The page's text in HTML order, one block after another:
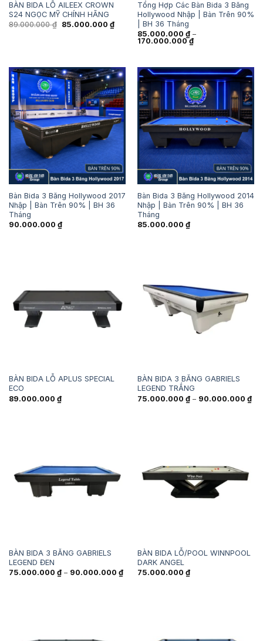
BÀN BIDA LỖ AILEEX CROWN
S24 NGỌC MỸ CHÍNH HÃNG
89.000.000₫
Giá
85.000.000 ₫Giá
hiện
Tổng Hợp Các Bàn Bida 3 Băng
Hollywood Nhập | Bàn Trên 90%
| BH 36 Tháng
85.000.000 ₫ –
170.000.000₫Khoảng
giá:
đến
170.000.000 ₫
Bàn Bida 3 Băng Hollywood 2017
Nhập | Bàn Trên 90% | BH 36
Tháng
90.000.000 ₫
Bàn Bida 3 Băng Hollywood 2014
Nhập | Bàn Trên 90% | BH 36
Tháng
85.000.000 ₫
BÀN BIDA LỖ APLUS SPECIAL
ECO
89.000.000 ₫
BÀN BIDA 3 BĂNG GABRIELS
LEGEND TRẮNG
75.000.000 ₫ – 90.000.000 ₫
giá:
BÀN BIDA 3 BĂNG GABRIELS
LEGEND ĐEN
75.000.000 ₫ – 90.000.000 ₫Khoảng
giá:
BÀN BIDA LỖ/POOL WINNPOOL
DARK ANGEL
75.000.000 ₫